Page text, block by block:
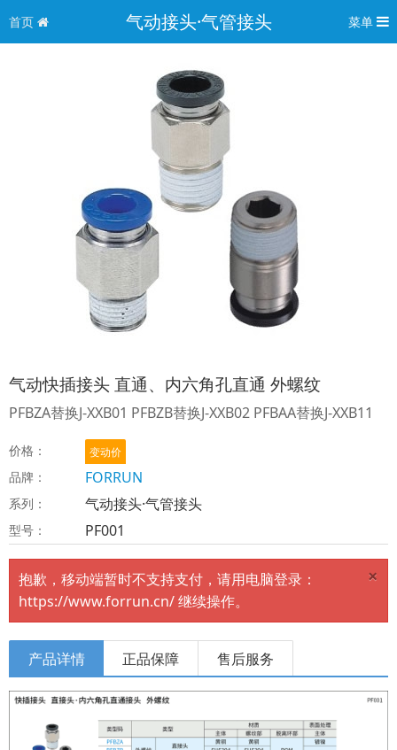
首页 气动接头·气管接头 菜单
气动快插接头 直通、内六角孔直通 外螺纹
PFBZA替换J-XXB01 PFBZB替换J-XXB02 PFBAA替换J-XXB11
价格： 变动价
品牌： FORRUN
系列： 气动接头·气管接头
型号： PF001
×
抱歉，移动端暂时不支持支付，请用电脑登录：
https://www.forrun.cn/ 继续操作。
产品详情 正品保障 售后服务